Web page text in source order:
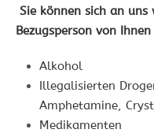
Sie können sich an uns
Bezugsperson von
Alkohol
Illegalisierten
Amphetamine,
Medikamenten